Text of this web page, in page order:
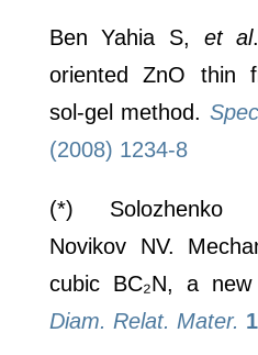
Ben Yahia S, et al
oriented ZnO thin
sol-gel method.
(2008) 1234-8
(*)
Novikov NV.
cubic BC₂N, a
Diam. Relat. Mater.